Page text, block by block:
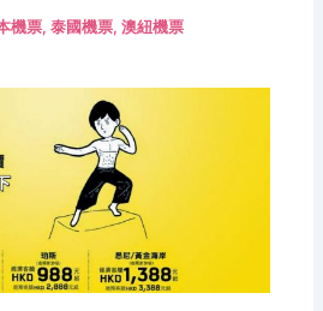
機票,泰國機票,澳紐機票